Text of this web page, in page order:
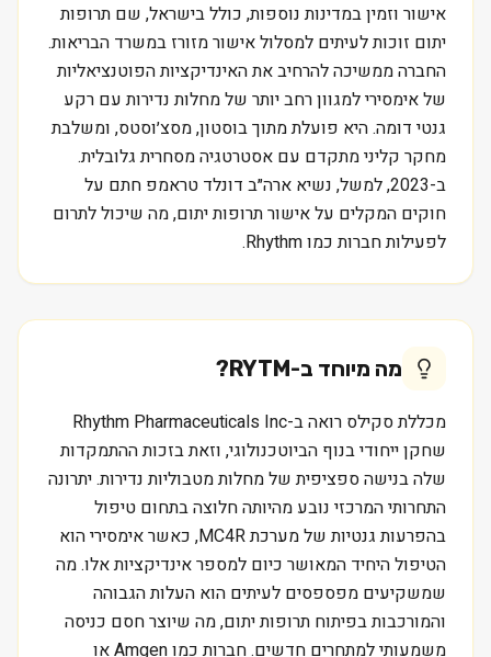
אישור וזמין במדינות נוספות, כולל בישראל, שם תרופות
יתום זוכות לעיתים למסלול אישור מזורז במשרד הבריאות.
החברה ממשיכה להרחיב את האינדיקציות הפוטנציאליות
של אימסירי למגוון רחב יותר של מחלות נדירות עם רקע
גנטי דומה. היא פועלת מתוך בוסטון, מסצ׳וסטס, ומשלבת
מחקר קליני מתקדם עם אסטרטגיה מסחרית גלובלית.
ב-2023, למשל, נשיא ארה״ב דונלד טראמפ חתם על
חוקים המקלים על אישור תרופות יתום, מה שיכול לתרום
לפעילות חברות כמו Rhythm.
מה מיוחד ב-RYTM
?
מכללת סקילס רואה ב-Rhythm Pharmaceuticals Inc
שחקן ייחודי בנוף הביוטכנולוגי, וזאת בזכות ההתמקדות
שלה בנישה ספציפית של מחלות מטבוליות נדירות. יתרונה
התחרותי המרכזי נובע מהיותה חלוצה בתחום טיפול
בהפרעות גנטיות של מערכת MC4R, כאשר אימסירי הוא
הטיפול היחיד המאושר כיום למספר אינדיקציות אלו. מה
שמשקיעים מפספסים לעיתים הוא העלות הגבוהה
והמורכבות בפיתוח תרופות יתום, מה שיוצר חסם כניסה
משמעותי למתחרים חדשים. חברות כמו Amgen או